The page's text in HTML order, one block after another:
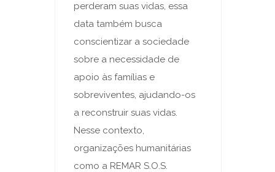
perderam suas vidas, essa
data também busca
conscientizar a sociedade
sobre a necessidade de
apoio às famílias e
sobreviventes, ajudando-os
a reconstruir suas vidas.
Nesse contexto,
organizações humanitárias
como a REMAR S.O.S.